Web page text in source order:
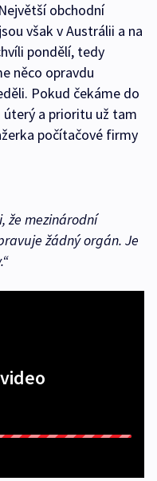
obchodní
však v Austrálii a na
pondělí, tedy
něco opravdu
Pokud čekáme do
úterý a prioritu už tam
počítačové firmy
že mezinárodní
žádný orgán. Je